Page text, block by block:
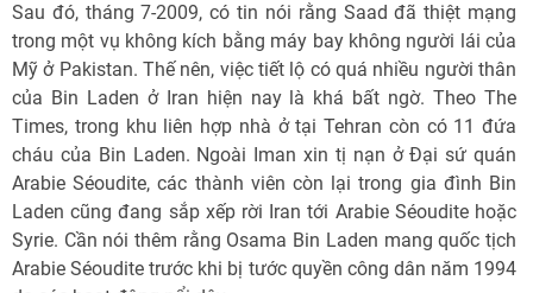
Sau đó, tháng 7-2009, có tin nói rằng Saad đã thiệt mạng
trong một vụ không kích bằng máy bay không người lái của
Mỹ ở Pakistan. Thế nên, việc tiết lộ có quá nhiều người thân
của Bin Laden ở Iran hiện nay là khá bất ngờ. Theo The
Times, trong khu liên hợp nhà ở tại Tehran còn có 11 đứa
cháu của Bin Laden. Ngoài Iman xin tị nạn ở Đại sứ quán
Arabie Séoudite, các thành viên còn lại trong gia đình Bin
Laden cũng đang sắp xếp rời Iran tới Arabie Séoudite hoặc
Syrie. Cần nói thêm rằng Osama Bin Laden mang quốc tịch
Arabie Séoudite trước khi bị tước quyền công dân năm 1994